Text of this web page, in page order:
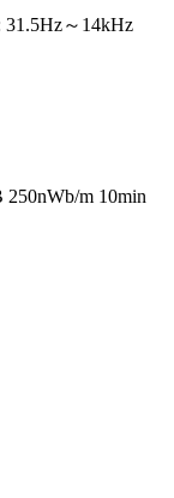
31.5Hz～14kHz
250nWb/m 10min